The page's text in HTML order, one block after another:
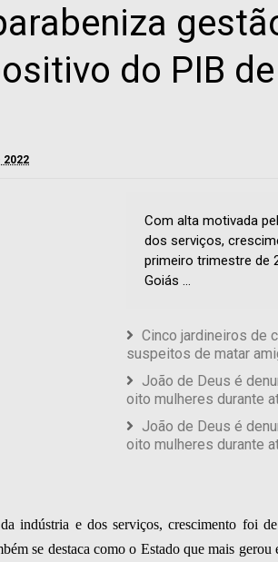
do PIB
2022
Com alta motivada
dos serviços,
primeiro trimestre de
Goiás ...
Cinco jardineiros de
suspeitos de matar
João de Deus é
oito mulheres durante
João de Deus é
oito mulheres durante
indústria e dos serviços, crescimento foi
se destaca como o Estado que mais gerou